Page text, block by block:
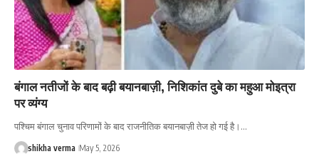
बंगाल नतीजों के बाद बढ़ी बयानबाज़ी, निशिकांत दुबे का महुआ मोइत्रा
पर व्यंग्य
पश्चिम बंगाल चुनाव परिणामों के बाद राजनीतिक बयानबाज़ी तेज हो गई है।…
shikha verma May 5, 2026